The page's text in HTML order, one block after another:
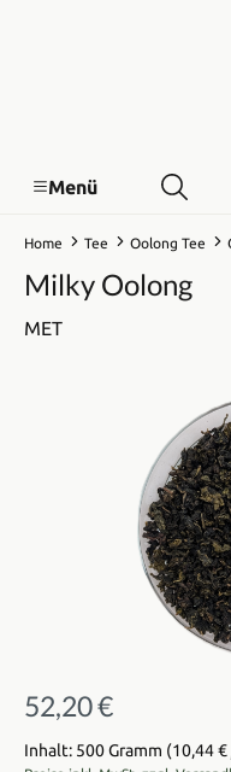
Menü
Home Tee Oolong Tee
Milky Oolong
MET
Bildergalerie
Regulärer Preis:
52,20 €
Inhalt: 500 Gramm (10,44